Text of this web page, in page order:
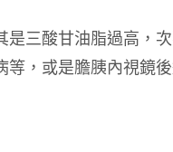
三酸甘油脂過高，
，或是膽胰內視鏡